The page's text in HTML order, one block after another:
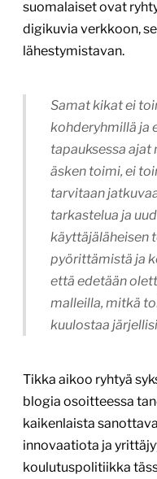
suomalaiset ovat
digikuvia verkkoon,
lähestymistavan.
Samat kikat ei
kohderyhmillä ja
tapauksessa ajat
äsken toimi, ei
tarvitaan
tarkastelua ja
käyttäjäläheisen
pyörittämistä ja
että edetään
malleilla, mitkä
kuulostaa
Tikka aikoo ryhtyä
blogia osoitteessa
kaikenlaista
innovaatiota ja
koulutuspolitiikka